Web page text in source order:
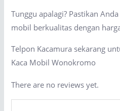
Tunggu apalagi? Pastikan
mobil berkualitas dengan
Telpon Kacamura sekarang
Kaca Mobil Wonokromo
There are no reviews yet.